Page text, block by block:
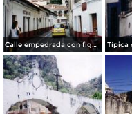
Calle empedrada con figuras en el centro de Taxco, Guerrero